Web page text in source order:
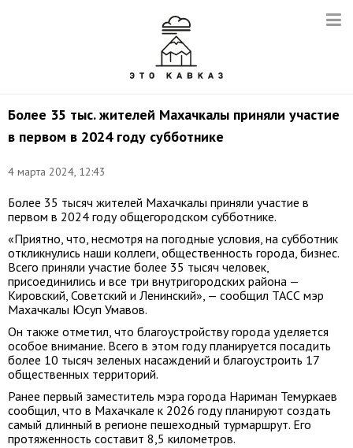
Более 35 тыс. жителей Махачкалы приняли участие
в первом в 2024 году субботнике
4 марта 2024, 12:43
Более 35 тысяч жителей Махачкалы приняли участие в
первом в 2024 году общегородском субботнике.
«Приятно, что, несмотря на погодные условия, на субботник
откликнулись наши коллеги, общественность города, бизнес.
Всего приняли участие более 35 тысяч человек,
присоединились и все три внутригородских района —
Кировский, Советский и Ленинский», — сообщил ТАСС мэр
Махачкалы Юсуп Умавов.
Он также отметил, что благоустройству города уделяется
особое внимание. Всего в этом году планируется посадить
более 10 тысяч зеленых насаждений и благоустроить 17
общественных территорий.
Ранее первый заместитель мэра города Нариман Темуркаев
сообщил, что в Махачкале к 2026 году планируют создать
самый длинный в регионе пешеходный турмаршрут. Его
протяженность составит 8,5 километров.